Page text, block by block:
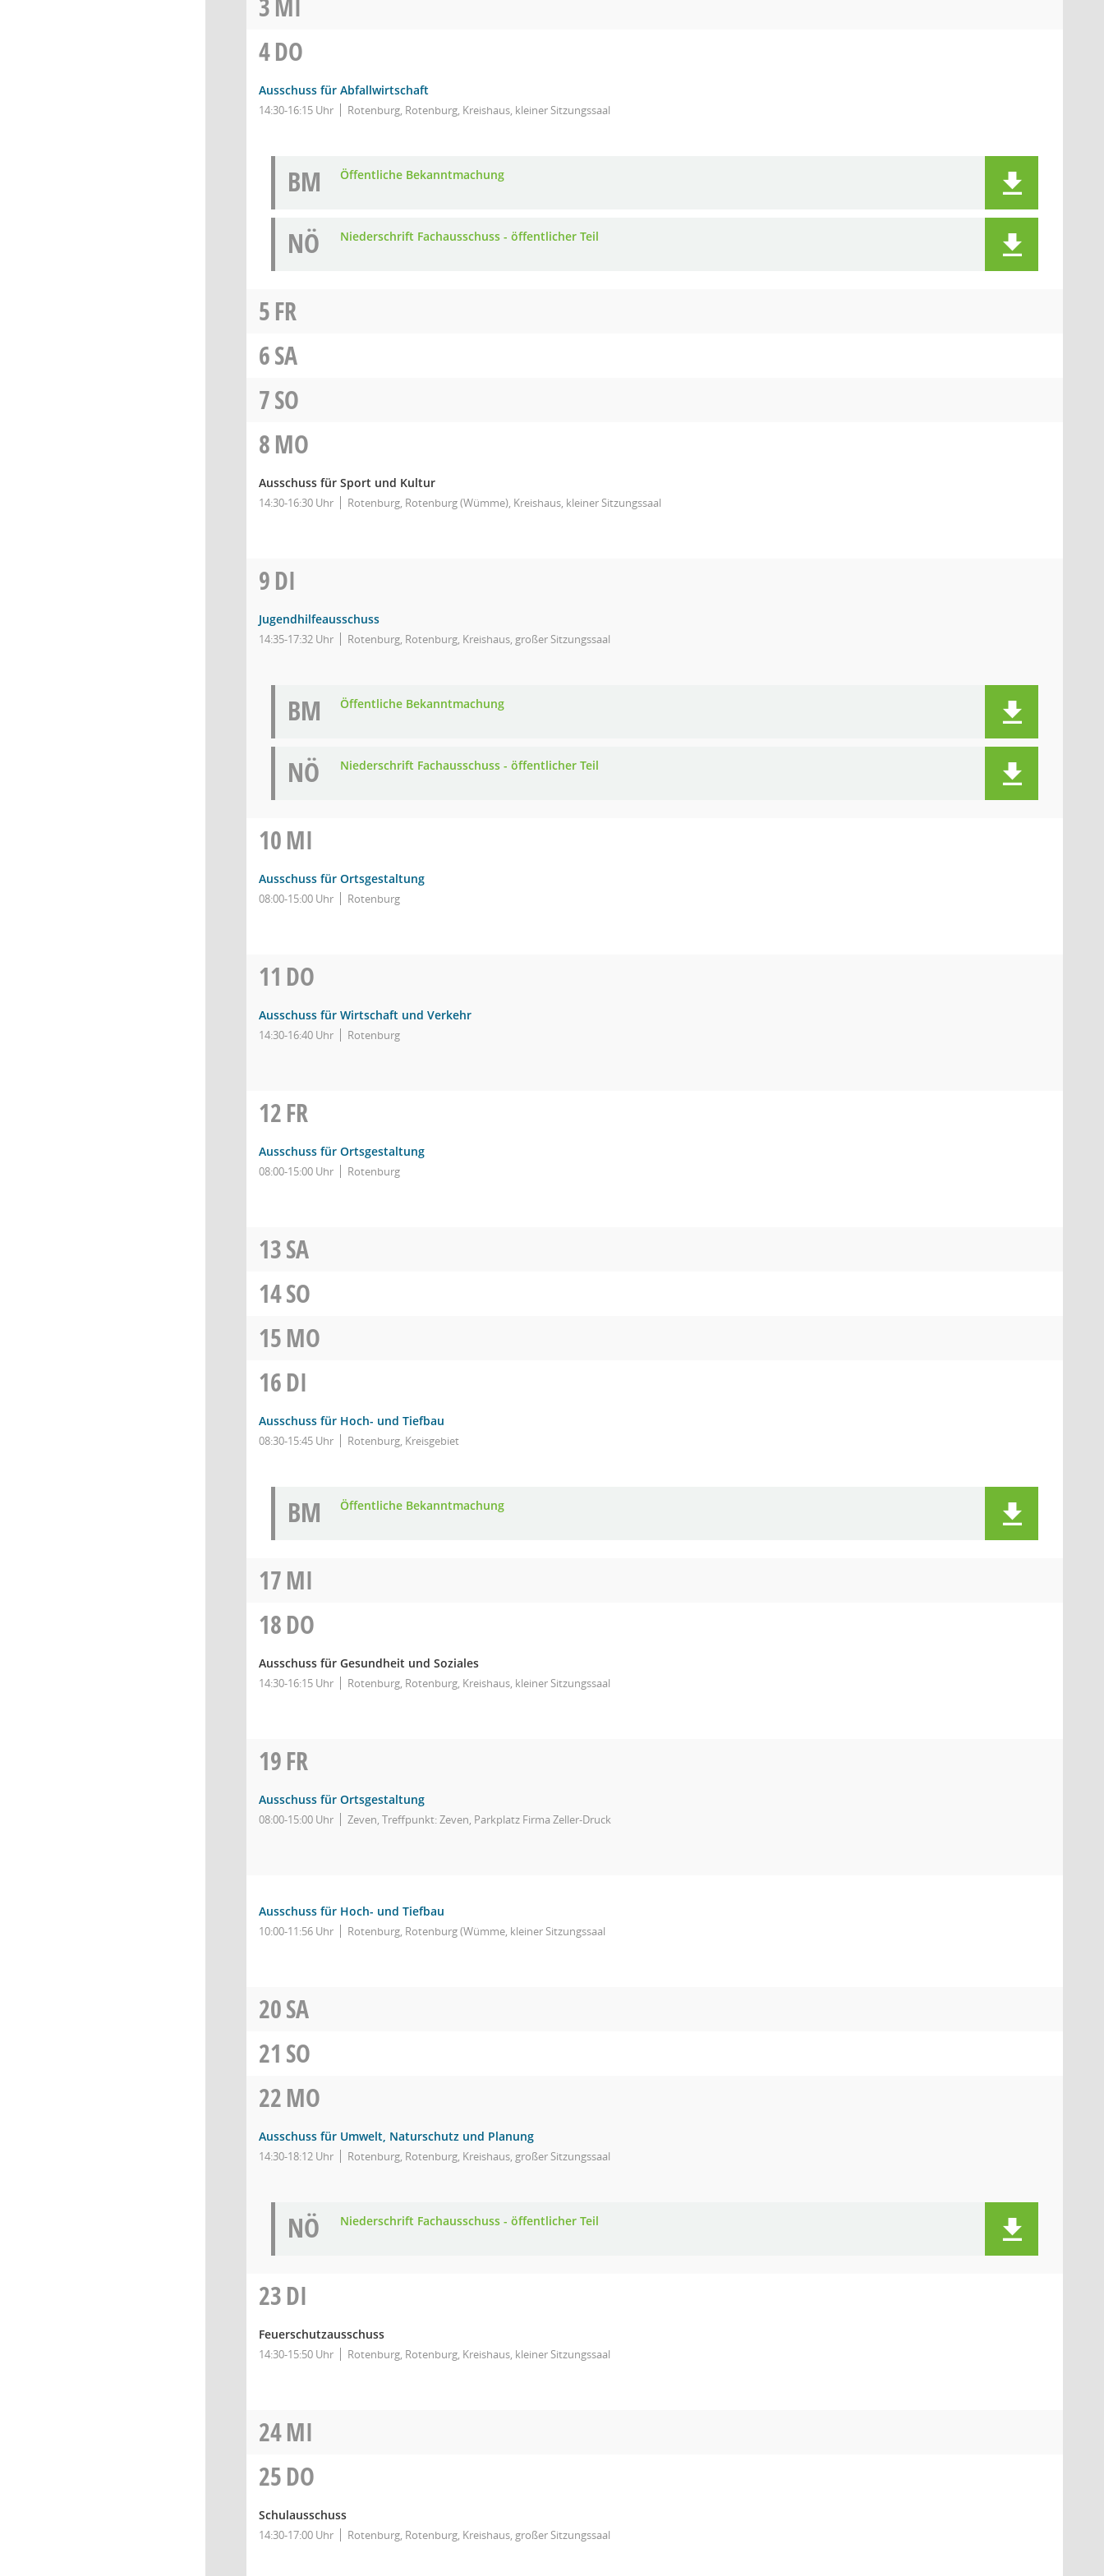
3 MI
4DO
Ausschuss für Abfallwirtschaft
14:30-16:15 Uhr Rotenburg, Rotenburg, Kreishaus, kleiner Sitzungssaal
BM Öffentliche Bekanntmachung
NÖ Niederschrift Fachausschuss - öffentlicher Teil
5FR
6SA
7SO
8MO
Ausschuss für Sport und Kultur
14:30-16:30 Uhr Rotenburg, Rotenburg (Wümme), Kreishaus, kleiner Sitzungssaal
9DI
Jugendhilfeausschuss
14:35-17:32 Uhr Rotenburg, Rotenburg, Kreishaus, großer Sitzungssaal
BM Öffentliche Bekanntmachung
NÖ Niederschrift Fachausschuss - öffentlicher Teil
10MI
Ausschuss für Ortsgestaltung
08:00-15:00 Uhr Rotenburg
11 DO
Ausschuss für Wirtschaft und Verkehr
14:30-16:40 Uhr Rotenburg
12FR
Ausschuss für Ortsgestaltung
08:00-15:00 Uhr Rotenburg
13SA
14SO
15MO
16DI
Ausschuss für Hoch- und Tiefbau
08:30-15:45 Uhr Rotenburg, Kreisgebiet
BM Öffentliche Bekanntmachung
17MI
18DO
Ausschuss für Gesundheit und Soziales
14:30-16:15 Uhr Rotenburg, Rotenburg, Kreishaus, kleiner Sitzungssaal
19FR
Ausschuss für Ortsgestaltung
08:00-15:00 Uhr Zeven, Treffpunkt: Zeven, Parkplatz Firma Zeller-Druck
Ausschuss für Hoch- und Tiefbau
10:00-11:56 Uhr Rotenburg, Rotenburg (Wümme, kleiner Sitzungssaal
20SA
21 SO
22MO
Ausschuss für Umwelt, Naturschutz und Planung
14:30-18:12 Uhr Rotenburg, Rotenburg, Kreishaus, großer Sitzungssaal
NÖ Niederschrift Fachausschuss - öffentlicher Teil
23DI
Feuerschutzausschuss
14:30-15:50 Uhr Rotenburg, Rotenburg, Kreishaus, kleiner Sitzungssaal
24MI
25DO
Schulausschuss
14:30-17:00 Uhr Rotenburg, Rotenburg, Kreishaus, großer Sitzungssaal